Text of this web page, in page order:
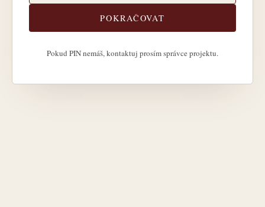
POKRAČOVAT
Pokud PIN nemáš, kontaktuj prosím správce projektu.